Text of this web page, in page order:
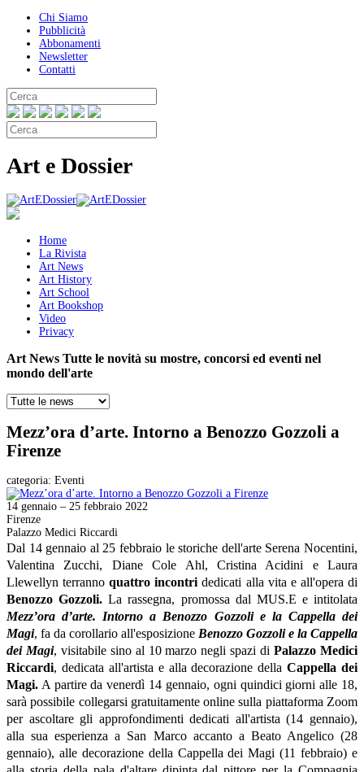
Chi Siamo
Pubblicità
Abbonamenti
Newsletter
Contatti
Art e Dossier
Home
La Rivista
Art News
Art History
Art School
Art Bookshop
Video
Privacy
Art News Tutte le novità su mostre, concorsi ed eventi nel
mondo dell'arte
Mezz’ora d’arte. Intorno a Benozzo Gozzoli a
Firenze
categoria: Eventi
14 gennaio – 25 febbraio 2022
Firenze
Palazzo Medici Riccardi
Dal 14 gennaio al 25 febbraio le storiche dell'arte Serena Nocentini,
Valentina Zucchi, Diane Cole Ahl, Cristina Acidini eLaura
Llewellyn terrannoquattro incontridedicati alla vita e all'opera di
Benozzo Gozzoli. La rassegna, promossa dal MUS.E e intitolata
Mezz’ora d’arte. Intorno a Benozzo Gozzoli e la Cappella dei
Magi, fa da corollario all'esposizione Benozzo Gozzoli e la Cappella
dei Magi, visitabile sino al 10 marzo negli spazi diPalazzo Medici
Riccardi, dedicata all'artista e alla decorazione dellaCappella dei
Magi. A partire da venerdì 14 gennaio, ogni quindici giorni alle 18,
sarà possibile collegarsi gratuitamente online sulla piattaforma Zoom
per ascoltare gli approfondimenti dedicati all'artista (14 gennaio),
alla sua esperienza a San Marco accanto a Beato Angelico (28
gennaio), alle decorazione della Cappella dei Magi (11 febbraio) e